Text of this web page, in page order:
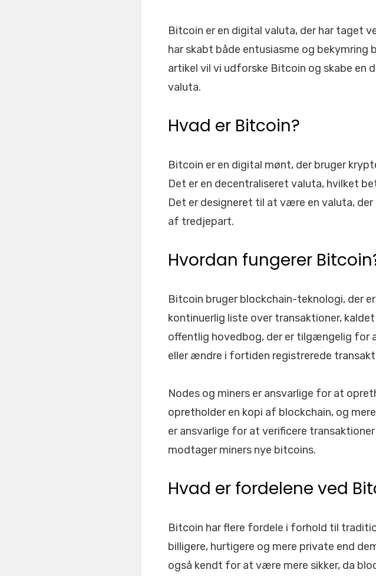
Bitcoin er en digital valuta, der har taget
har skabt både entusiasme og bekymring
artikel vil vi udforske Bitcoin og skabe
valuta.
Hvad er Bitcoin?
Bitcoin er en digital mønt, der bruger
Det er en decentraliseret valuta, hvilket
Det er designeret til at være en valuta,
af tredjepart.
Hvordan fungerer
Bitcoin bruger blockchain-teknologi, der
kontinuerlig liste over transaktioner,
offentlig hovedbog, der er tilgængelig for
eller ændre i fortiden registrerede
Nodes og miners er ansvarlige for at
opretholder en kopi af blockchain, og
er ansvarlige for at verificere
modtager miners nye bitcoins.
Hvad er fordelene ved
Bitcoin har flere fordele i forhold til
billigere, hurtigere og mere private end
også kendt for at være mere sikker, da